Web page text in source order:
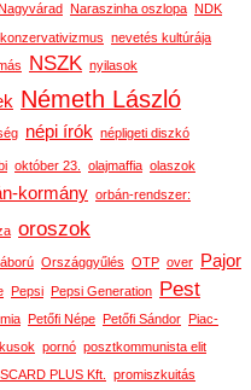
Naraszinha oszlopa NDK
nevetés kultúrája
NSZK nyilasok
Németh László
népi írók népligeti diszkó
október 23. olajmaffia olaszok
kormány orbán-rendszer:
oroszok
Országgyűlés OTP over
Pajor
Pepsi Pepsi Generation Pest
Petőfi Népe Petőfi Sándor Piac-
pornó posztkommunista elit
PLUS Kft.
promiszkuitás